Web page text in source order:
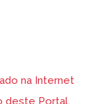
na Internet
deste Portal.